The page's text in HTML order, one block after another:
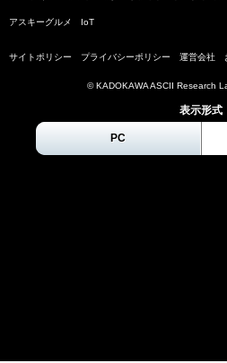
アスキーグルメ IoT
サイトポリシー プライバシーポリシー 運営会社
© KADOKAWA ASCII Research
表示形式
PC